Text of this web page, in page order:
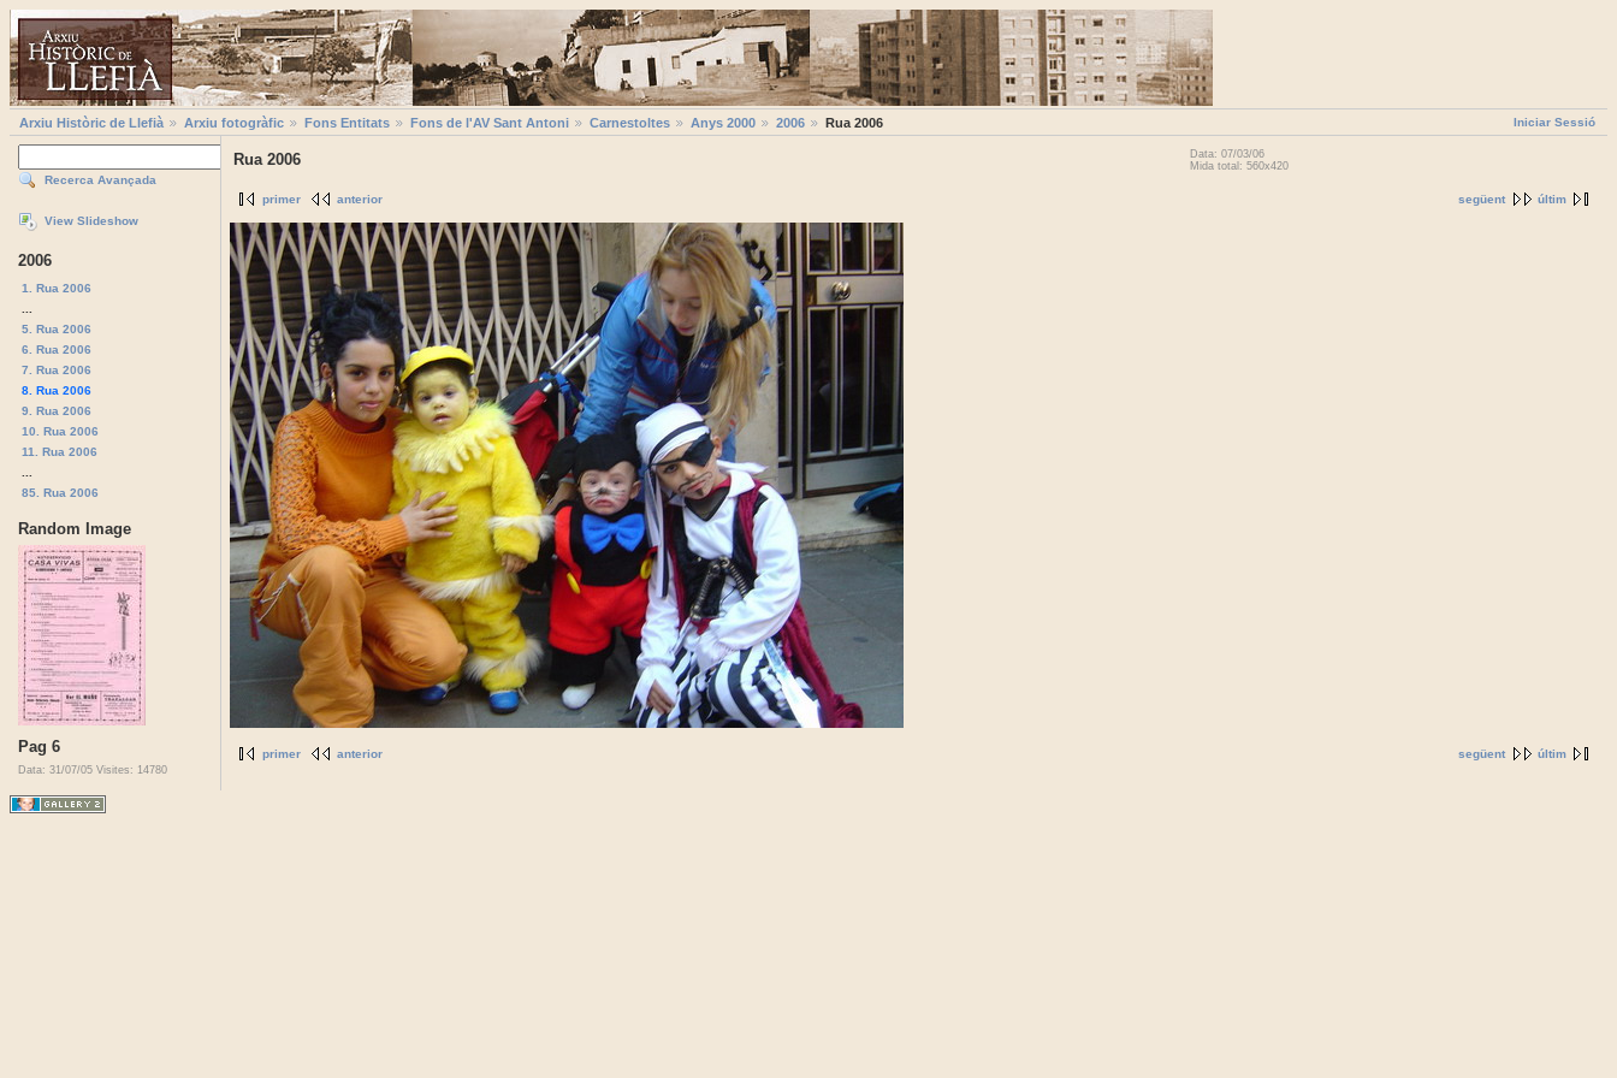
Iniciar Sessió
Arxiu Històric de Llefià Arxiu fotogràfic Fons Entitats Fons de l'AV Sant Antoni Carnestoltes Anys 2000 2006 Rua 2006
Recerca Avançada
View Slideshow
2006
1. Rua 2006
5. Rua 2006
6. Rua 2006
7. Rua 2006
8. Rua 2006
9. Rua 2006
10. Rua 2006
11. Rua 2006
85. Rua 2006
Random Image
Pag 6
Data: 31/07/05 Visites: 14780
Rua 2006
Data: 07/03/06
Mida total: 560x420
següent últim
primer anterior
següent últim
primer anterior